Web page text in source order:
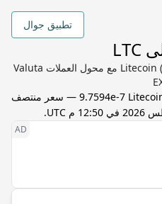
تطبيق جوال
تحويل كيب لاوسي (LAK) إلى Litecoin (LTC) مع محول العملات Valuta
9.7594e-7 ) — سعر منتصف
.